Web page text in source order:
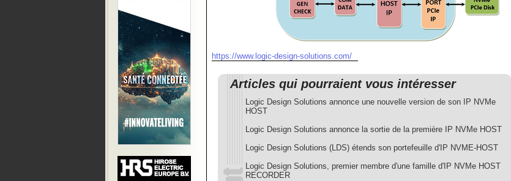
https://www.logic-design-solutions.com/
Articles qui pourraient vous intéresser
Logic Design Solutions annonce une nouvelle version de son IP NVMe
HOST
Logic Design Solutions annonce la sortie de la première IP NVMe HOST
Logic Design Solutions (LDS) étends son portefeuille d'IP NVME-HOST
Logic Design Solutions, premier membre d'une famille d'IP NVMe HOST
RECORDER